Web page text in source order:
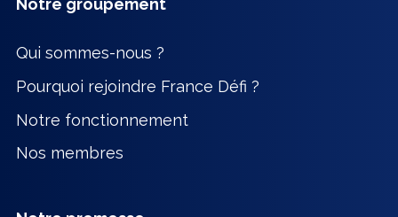
Notre groupement
Qui sommes-nous ?
Pourquoi rejoindre France Défi ?
Notre fonctionnement
Nos membres